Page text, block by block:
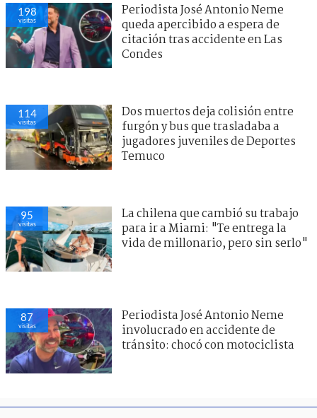
198
visitas
Periodista José Antonio Neme
queda apercibido a espera de
citación tras accidente en Las
Condes
114
visitas
Dos muertos deja colisión entre
furgón y bus que trasladaba a
jugadores juveniles de Deportes
Temuco
95
visitas
La chilena que cambió su trabajo
para ir a Miami: "Te entrega la
vida de millonario, pero sin serlo"
87
visitas
Periodista José Antonio Neme
involucrado en accidente de
tránsito: chocó con motociclista